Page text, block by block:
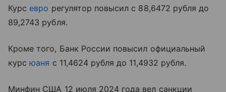
Курс евро регулятор повысил с 88,6472 рубля до
89,2743 рубля.
Кроме того, Банк России повысил официальный
курсюаня с 11,4624 рубля до 11,4932 рубля.
Минфин США 12 июля 2024 года вел санкции